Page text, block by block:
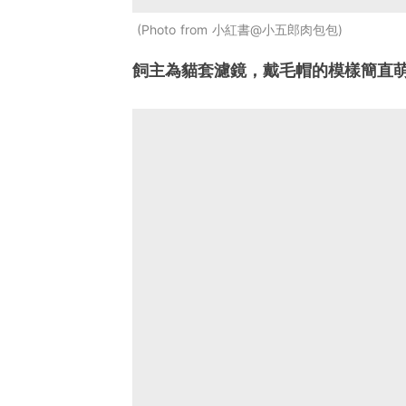
Photo from 小紅書@小五郎肉包包
飼主為貓套濾鏡，戴毛帽的模樣簡直